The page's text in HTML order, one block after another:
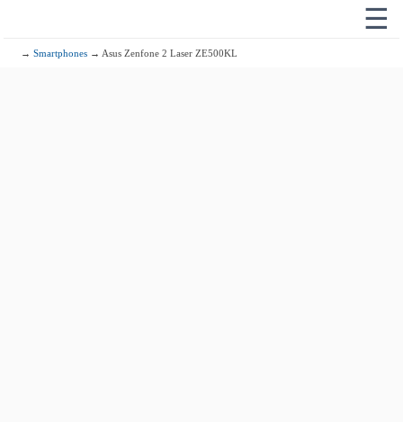
☰
→Smartphones → Asus Zenfone 2 Laser ZE500KL